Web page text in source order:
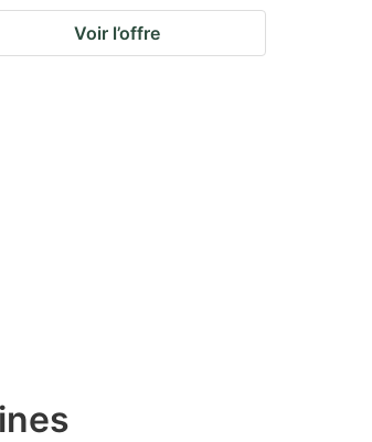
Voir l’offre